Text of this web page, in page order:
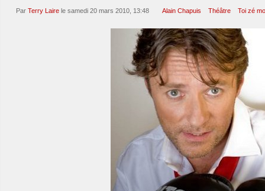
Par Terry Laire le samedi 20 mars 2010, 13:48 Alain Chapuis Théâtre Toi zé